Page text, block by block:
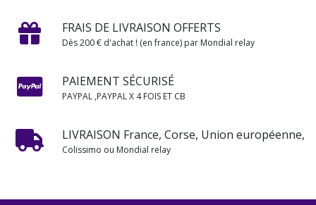
FRAIS DE LIVRAISON OFFERTS
Dès 200 € d'achat ! (en france) par Mondial relay
PAIEMENT SÉCURISÉ
PAYPAL ,PAYPAL X 4 FOIS ET CB
LIVRAISON France, Corse, Union européenne,
Colissimo ou Mondial relay